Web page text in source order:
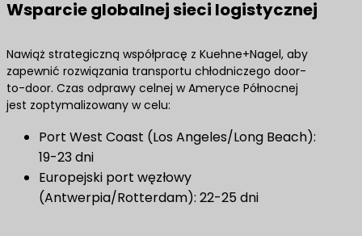
Wsparcie globalnej sieci logistycznej
Nawiąż strategiczną współpracę z Kuehne+Nagel, aby
zapewnić rozwiązania transportu chłodniczego door-
to-door. Czas odprawy celnej w Ameryce Północnej
jest zoptymalizowany w celu:
Port West Coast (Los Angeles/Long Beach):
19-23 dni
Europejski port węzłowy
(Antwerpia/Rotterdam): 22-25 dni